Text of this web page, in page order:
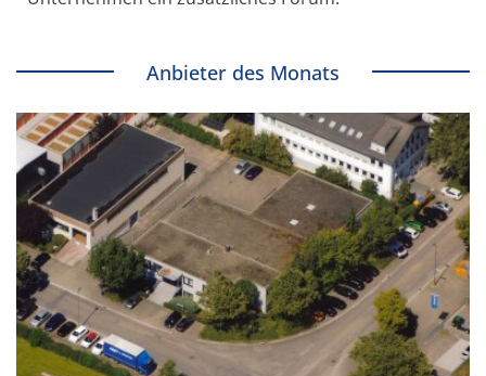
Anbieter des Monats